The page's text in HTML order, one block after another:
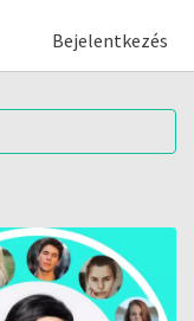
Bejelentkezés